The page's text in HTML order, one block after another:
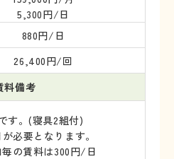
5,300円/日
880円/日
26,400円/回
料備考
す。(寝具2組付)
必要となります。
毎の賃料は300円/日